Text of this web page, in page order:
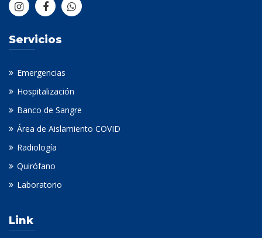
Servicios
Emergencias
Hospitalización
Banco de Sangre
Área de Aislamiento COVID
Radiología
Quirófano
Laboratorio
Link